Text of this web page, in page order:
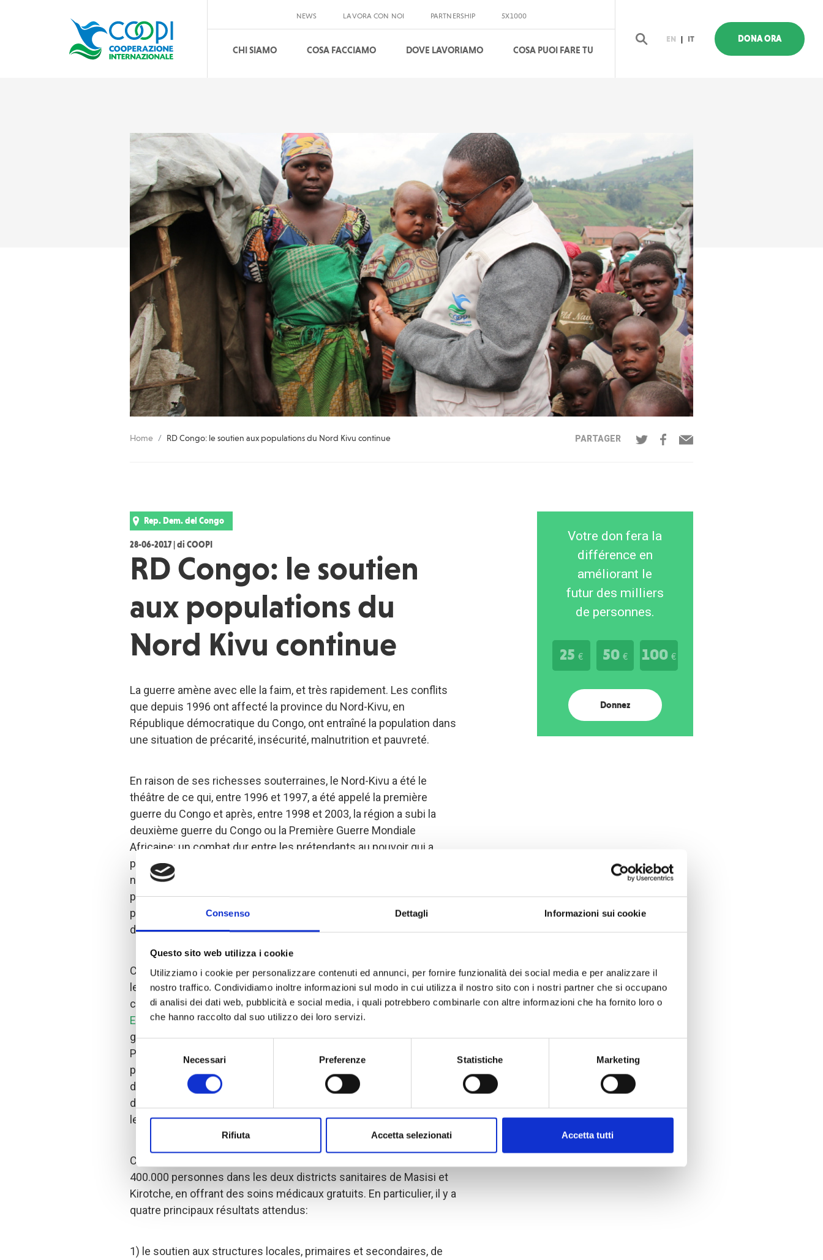
Consenso Dettagli Informazioni sui cookie
Questo sito web utilizza i cookie
Utilizziamo i cookie per personalizzare contenuti ed annunci, per fornire funzionalità dei social media e per analizzare il
nostro traffico. Condividiamo inoltre informazioni sul modo in cui utilizza il nostro sito con i nostri partner che si occupano
di analisi dei dati web, pubblicità e social media, i quali potrebbero combinarle con altre informazioni che ha fornito loro o
che hanno raccolto dal suo utilizzo dei loro servizi.
Necessari Preferenze Statistiche Marketing
Rifiuta Accetta selezionati Accetta tutti
NEWS LAVORA CON NOI PARTNERSHIP 5X1000
CHI SIAMO COSA FACCIAMO DOVE LAVORIAMO COSA PUOI FARE TU
EN | IT DONA ORA
Home RD Congo: le soutien aux populations du Nord Kivu continue PARTAGER
Rep. Dem. del Congo
28-06-2017 | di COOPI
RD Congo: le soutien
aux populations du
Nord Kivu continue
La guerre amène avec elle la faim, et très rapidement. Les conflits
que depuis 1996 ont affecté la province du Nord-Kivu, en
République démocratique du Congo, ont entraîné la population dans
une situation de précarité, insécurité, malnutrition et pauvreté.
En raison de ses richesses souterraines, le Nord-Kivu a été le
théâtre de ce qui, entre 1996 et 1997, a été appelé la première
guerre du Congo et après, entre 1998 et 2003, la région a subi la
deuxième guerre du Congo ou la Première Guerre Mondiale
Africaine: un combat dur entre les prétendants au pouvoir qui a
progressivement impliqué des groupes rebelles et les armées
nationales, causant des millions de morts, en particulier pour la
propagation de la faim et des maladie. Depuis 2004, la population n'a
pas encore retrouvé la paix et la région du Nord-Kivu est la proie des
différents groupes armés.
COOPI est présente dans le Nord-Kivu depuis 6 ans, en soutenant
les établissements de santé de base et en fournissant une prise en
charge de qualité. Grace au financement de laCommission
Européenne, COOPI a été en mesure d'offrir des soins médicaux
gratuits à 200.000 personnes, entre Avril 2016 et Mars 2017.
Puisque le besoin est énorme, le projet « Assistance sanitaire et de
protection aux populations vulnérables affectées par les conflits
dans la province du Nord Kivu« a été renouvelé par le Département
de l'Aide Humanitaire de la Commission Européenne en Avril 2017 et
les activités se poursuivront jusqu'en Janvier 2018.
Cette fois, l'objectif de notre intervention est d'atteindre plus de
400.000 personnes dans les deux districts sanitaires de Masisi et
Kirotche, en offrant des soins médicaux gratuits. En particulier, il y a
quatre principaux résultats attendus:
1) le soutien aux structures locales, primaires et secondaires, de
Votre don fera la
différence en
améliorant le
futur des milliers
de personnes.
25 € 50 € 100€
Donnez